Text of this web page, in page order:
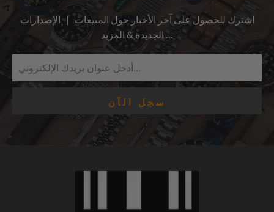
اشترك للحصول على آخر الأخبار حول المبيعات | الإصدارات
الجديدة & المزيد …